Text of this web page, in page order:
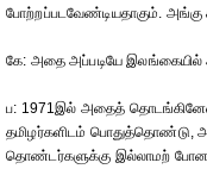
போற்றப்படவேண்டியதாகும்.
கே: அதை அப்படியே இலங்கையில்
ப: 1971இல் அதைத்
தமிழர்களிடம் பொதுத்தொண்டு,
தொண்டர்களுக்கு இல்லாமற்